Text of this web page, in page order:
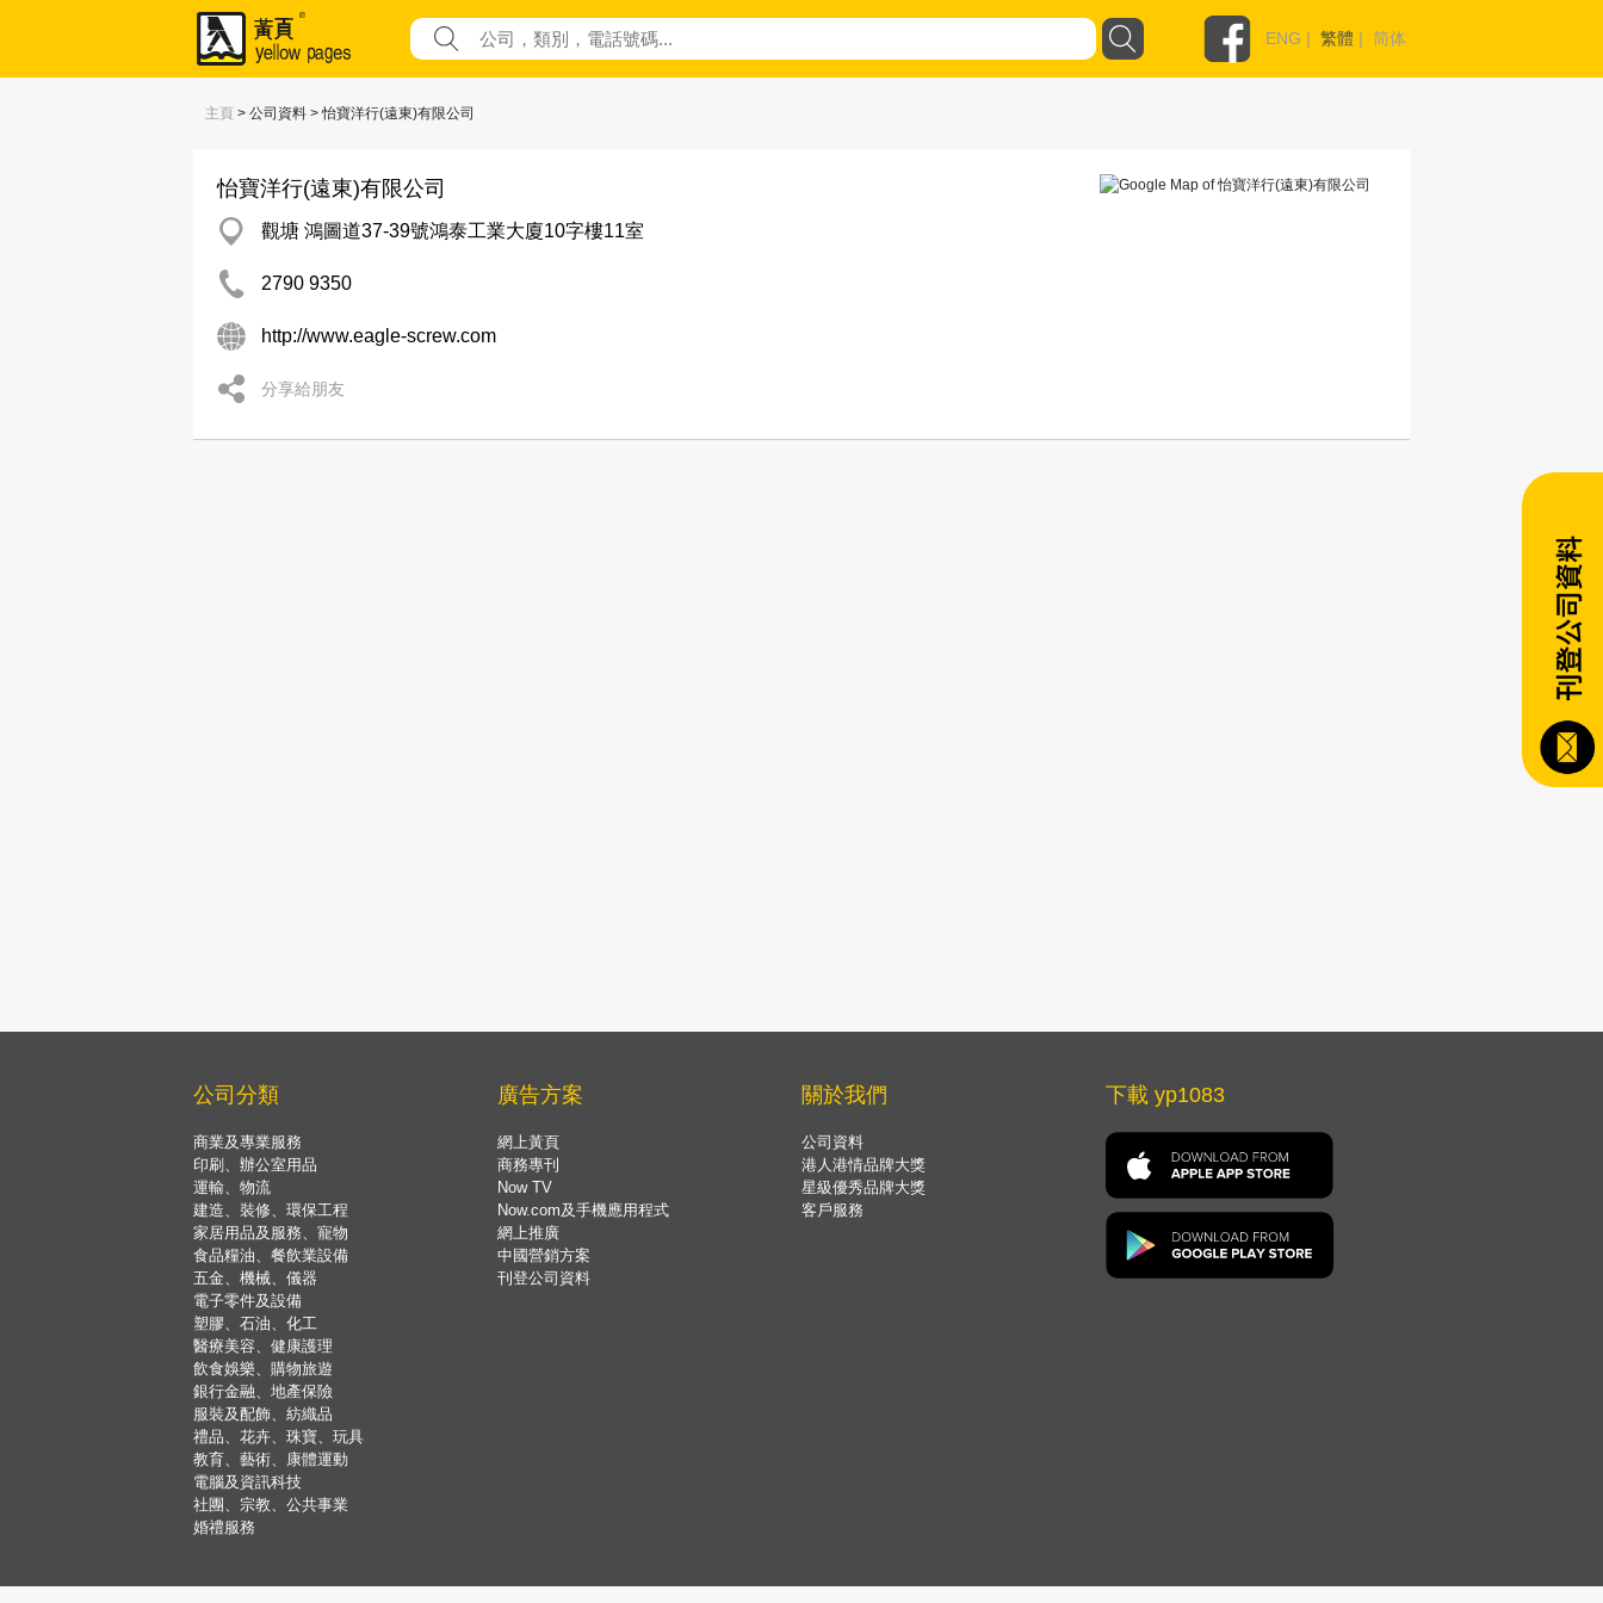
ENG | 繁體 | 简体
主頁 > 公司資料 > 怡寶洋行(遠東)有限公司
怡寶洋行(遠東)有限公司
觀塘 鴻圖道37-39號鴻泰工業大廈10字樓11室
2790 9350
http://www.eagle-screw.com
分享給朋友
公司分類
商業及專業服務
印刷、辦公室用品
運輸、物流
建造、裝修、環保工程
家居用品及服務、寵物
食品糧油、餐飲業設備
五金、機械、儀器
電子零件及設備
塑膠、石油、化工
醫療美容、健康護理
飲食娛樂、購物旅遊
銀行金融、地產保險
服裝及配飾、紡織品
禮品、花卉、珠寶、玩具
教育、藝術、康體運動
電腦及資訊科技
社團、宗教、公共事業
婚禮服務
廣告方案
網上黃頁
商務專刊
Now TV
Now.com及手機應用程式
網上推廣
中國營銷方案
刊登公司資料
關於我們
公司資料
港人港情品牌大獎
星級優秀品牌大獎
客戶服務
下載 yp1083